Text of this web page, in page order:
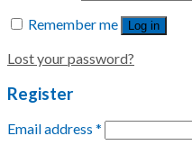
Remember me
Log in
Lost your password?
Register
Email address *